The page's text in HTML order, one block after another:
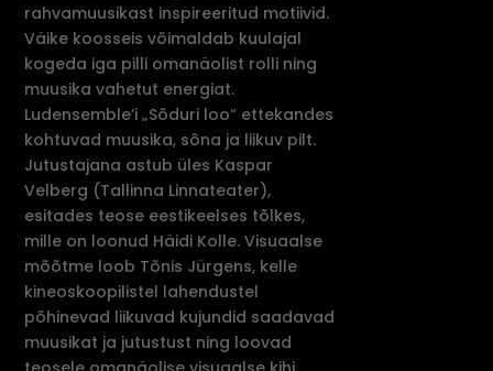
rahvamuusikast inspireeritud motiivid.
Väike koosseis võimaldab kuulajal
kogeda iga pilli omanäolist rolli ning
muusika vahetut energiat.
Ludensemble’i „Sõduri loo“ ettekandes
kohtuvad muusika, sõna ja liikuv pilt.
Jutustajana astub üles Kaspar
Velberg (Tallinna Linnateater),
esitades teose eestikeelses tõlkes,
mille on loonud Häidi Kolle. Visuaalse
mõõtme loob Tõnis Jürgens, kelle
kineoskoopilistel lahendustel
põhinevad liikuvad kujundid saadavad
muusikat ja jutustust ning loovad